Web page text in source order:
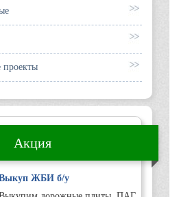
проекты
Акция
ЖБИ б/у